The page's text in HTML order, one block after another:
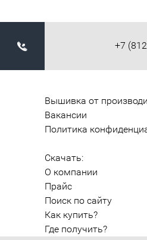
+7
Вышивка от
Вакансии
Политика
Скачать:
О компании
Прайс
Поиск по сайту
Как купить?
Где получить?